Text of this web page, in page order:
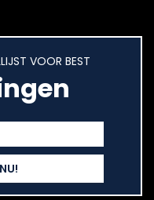
VOOR BEST